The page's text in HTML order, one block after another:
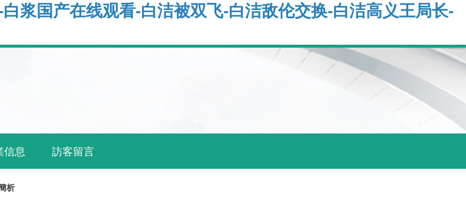
浆国产在线观看-白洁被双飞-白洁敌伦交换-白洁高义王局长-
信息 訪客留言
析